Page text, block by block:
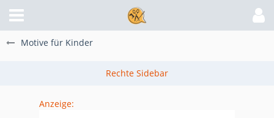
Motive für Kinder
Anzeige: